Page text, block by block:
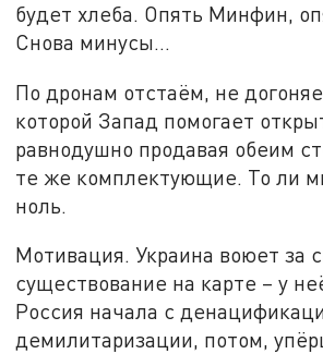
будет хлеба. Опять Минфин,
Снова минусы…
По дронам отстаём, не
которой Запад помогает
равнодушно продавая обеим
те же комплектующие. То ли
ноль.
Мотивация. Украина воюет за
существование на карте – у
Россия начала с
демилитаризации, потом,